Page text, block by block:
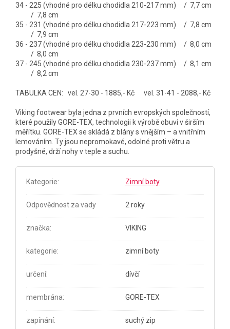
34 - 225 (vhodné pro délku chodidla 210-217 mm) / 7,7 cm
/ 7,8 cm
35 - 231 (vhodné pro délku chodidla 217-223 mm) / 7,8 cm
/ 7,9 cm
36 - 237 (vhodné pro délku chodidla 223-230 mm) / 8,0 cm
/ 8,0 cm
37 - 245 (vhodné pro délku chodidla 230-237 mm) / 8,1 cm
/ 8,2 cm
TABULKA CEN: vel. 27-30 - 1885,- Kč vel. 31-41 - 2088,- Kč
Viking footwear byla jedna z prvních evropských společností,
které použily GORE-TEX, technologii k výrobě obuvi v širším
měřítku. GORE-TEX se skládá z blány s vnějším – a vnitřním
lemováním. Ty jsou nepromokavé, odolné proti větru a
prodyšné, drží nohy v teple a suchu.
Kategorie: Zimní boty
Odpovědnost za vady 2 roky
značka: VIKING
kategorie: zimní boty
určení: dívčí
membrána: GORE-TEX
zapínání: suchý zip